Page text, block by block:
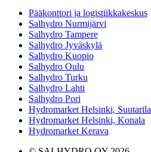
Pääkonttori ja logistiikkakeskus
Salhydro Nurmijärvi
Salhydro Tampere
Salhydro Jyväskylä
Salhydro Kuopio
Salhydro Oulu
Salhydro Turku
Salhydro Lahti
Salhydro Pori
Hydromarket Helsinki, Suutarila
Hydromarket Helsinki, Konala
Hydromarket Kerava